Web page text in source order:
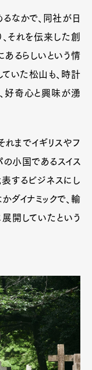
なかで、同社が日
それを伝来した創
るらしいという情
いた松山も、時計
好奇心と興味が湧
れまでイギリスやフ
の小国であるスイス
するビジネスにし
ダイナミックで、輸
開していたという